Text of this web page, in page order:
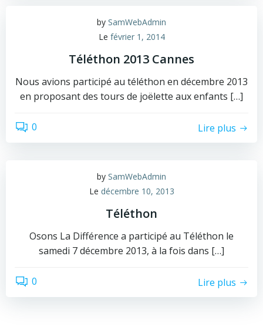
by SamWebAdmin
Le février 1, 2014
Téléthon 2013 Cannes
Nous avions participé au téléthon en décembre 2013
en proposant des tours de joëlette aux enfants […]
0 Lire plus
by SamWebAdmin
Le décembre 10, 2013
Téléthon
Osons La Différence a participé au Téléthon le
samedi 7 décembre 2013, à la fois dans […]
0 Lire plus